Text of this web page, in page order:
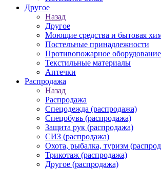
Другое
Назад
Другое
Моющие средства и бытовая
Постельные принадлежности
Противопожарное оборудование
Текстильные материалы
Аптечки
Распродажа
Назад
Распродажа
Спецодежда (распродажа)
Спецобувь (распродажа)
Защита рук (распродажа)
СИЗ (распродажа)
Охота, рыбалка, туризм
Трикотаж (распродажа)
Другое (распродажа)